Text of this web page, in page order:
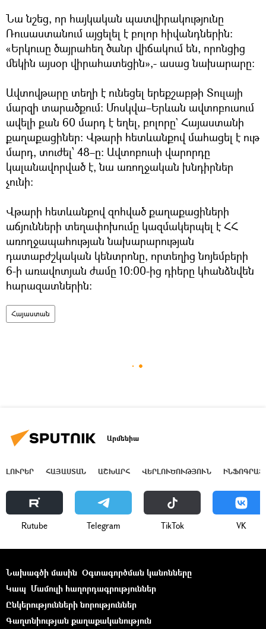
Նա նշեց, որ հայկական պատվիրակությունը
Ռուսաստանում այցելել է բոլոր հիվանդներին:
«Երկուսը ծայրահեղ ծանր վիճակում են, որոնցից
մեկին այսօր վիրահատեցին»,- ասաց նախարարը:
Ավտովթարը տեղի է ունեցել երեքշաբթի Տուլայի
մարզի տարածքում։ Մոսկվա–Երևան ավտոբուսում
ավելի քան 60 մարդ է եղել, բոլորը` Հայաստանի
քաղաքացիներ։ Վթարի հետևանքով մահացել է ութ
մարդ, տուժել՝ 48–ը: Ավտոբուսի վարորդը
կալանավորված է, նա առողջական խնդիրներ
չունի:
Վթարի հետևանքով զոհված քաղաքացիների
աճյունների տեղափոխումը կազմակերպել է ՀՀ
առողջապահության նախարարության
դատաբժշկական կենտրոնը, որտեղից նոյեմբերի
6-ի առավոտյան ժամը 10:00-ից դիերը կհանձնվեն
հարազատներին։
Հայաստան
Արմենիա
ԼՈՒՐԵՐ ՀԱՅԱՍՏԱՆ ԱՇԽԱՐՀ ՎԵՐԼՈՒԾՈՒԹՅՈՒՆ
Rutube Telegram ТikТоk VK
Նախագծի մասին Օգտագործման կանոնները
Կապ Մամուլի հաղորդագրություններ
Ընկերությունների նորություններ
Գաղտնիության քաղաքականություն